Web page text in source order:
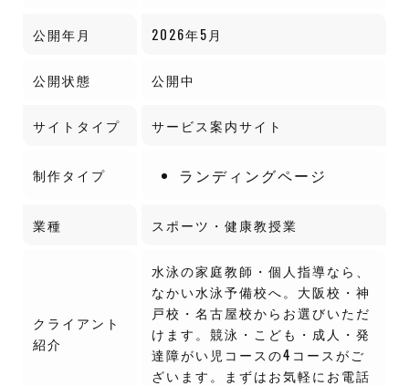
公開年月 2026年5月
公開状態 公開中
サイトタイプ サービス案内サイト
制作タイプ ランディングページ
業種 スポーツ・健康教授業
クライアント
紹介
水泳の家庭教師・個人指導なら、
なかい水泳予備校へ。大阪校・神
戸校・名古屋校からお選びいただ
けます。競泳・こども・成人・発
達障がい児コースの4コースがご
ざいます。まずはお気軽にお電話